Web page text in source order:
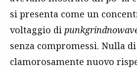
si presenta come un
voltaggio di
senza compromessi. Nulla di
clamorosamente nuovo